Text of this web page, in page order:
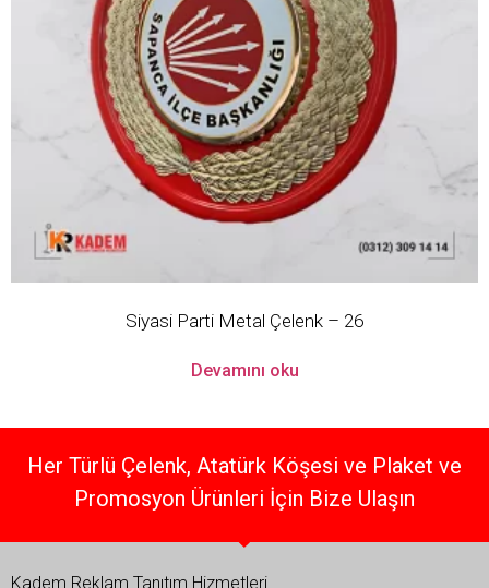
Siyasi Parti Metal Çelenk – 26
Devamını oku
Her Türlü Çelenk, Atatürk Köşesi ve Plaket ve
Promosyon Ürünleri İçin Bize Ulaşın
Kadem Reklam Tanıtım Hizmetleri